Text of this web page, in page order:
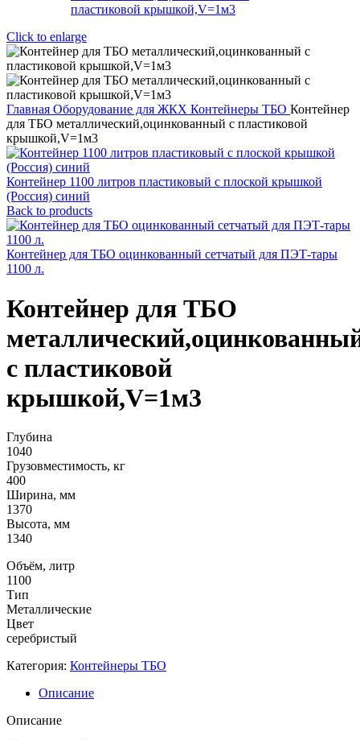
Click to enlarge
Главная Оборудование для ЖКХ Контейнеры ТБО Контейнер
для ТБО металлический,оцинкованный с пластиковой
крышкой,V=1м3
Контейнер 1100 литров пластиковый с плоской крышкой
(Россия) синий
Back to products
Контейнер для ТБО оцинкованный сетчатый для ПЭТ-тары
1100 л.
Контейнер для ТБО
с пластиковой
крышкой,V=1м3
Глубина
1040
Грузовместимость, кг
400
Ширина, мм
1370
Высота, мм
1340
Объём, литр
1100
Тип
Металлические
Цвет
серебристый
Категория: Контейнеры ТБО
Описание
Описание